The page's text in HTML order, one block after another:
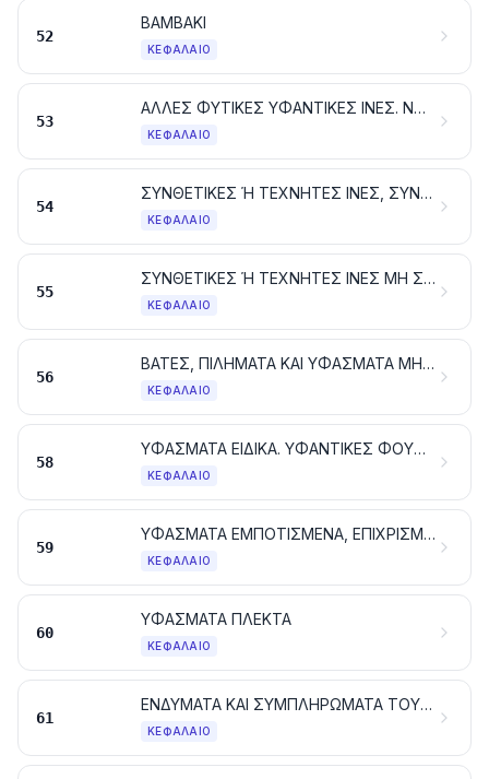
52
ΒΑΜΒΑΚΙ
ΚΕΦΆΛΑΙΟ
53
ΑΛΛΕΣ ΦΥΤΙΚΕΣ ΥΦΑΝΤΙΚΕΣ ΙΝΕΣ. ΝΗΜΑΤΑ ΑΠΟ ΧΑΡΤΙ ΚΑΙ ΥΦΑΣΜΑΤΑ ΑΠΟ ΝΗΜΑΤΑ ΑΠΟ ΧΑΡΤΙ
ΚΕΦΆΛΑΙΟ
54
ΣΥΝΘΕΤΙΚΕΣ Ή ΤΕΧΝΗΤΕΣ ΙΝΕΣ, ΣΥΝΕΧΕΙΣ. ΣΥΝΕΧΕΙΣ ΛΟΥΡΙΔΕΣ ΚΑΙ ΠΑΡΟΜΟΙΕΣ ΜΟΡΦΕΣ, ΑΠΟ ΣΥΝΘΕΤΙΚΕΣ Ή ΤΕΧΝΗΤΕΣ ΥΦΑΝΤΙΚΕΣ ΥΛΕΣ
ΚΕΦΆΛΑΙΟ
55
ΣΥΝΘΕΤΙΚΕΣ Ή ΤΕΧΝΗΤΕΣ ΙΝΕΣ ΜΗ ΣΥΝΕΧΕΙΣ
ΚΕΦΆΛΑΙΟ
56
ΒΑΤΕΣ, ΠΙΛΗΜΑΤΑ ΚΑΙ ΥΦΑΣΜΑΤΑ ΜΗ ΥΦΑΣΜΕΝΑ. ΝΗΜΑΤΑ ΕΙΔΙΚΑ. ΣΠΑΓΚΟΙ, ΣΧΟΙΝΙΑ ΚΑΙ ΧΟΝΤΡΑ ΣΧΟΙΝΙΑ. ΕΙΔΗ ΣΧΟΙΝΟΠΟΙΙΑΣ
ΚΕΦΆΛΑΙΟ
58
ΥΦΑΣΜΑΤΑ ΕΙΔΙΚΑ. ΥΦΑΝΤΙΚΕΣ ΦΟΥΝΤΩΤΕΣ ΕΠΙΦΑΝΕΙΕΣ. ΔΑΝΤΕΛΕΣ. ΕΙΔΗ ΕΠΙΣΤΡΩΣΗΣ. ΕΙΔΗ ΤΑΙΝΙΟΠΛΕΚΤΙΚΗΣ. ΚΕΝΤΗΜΑΤΑ
ΚΕΦΆΛΑΙΟ
59
ΥΦΑΣΜΑΤΑ ΕΜΠΟΤΙΣΜΕΝΑ, ΕΠΙΧΡΙΣΜΕΝΑ, ΕΠΙΚΑΛΥΜΜΕΝΑ Ή ΜΕ ΑΠΑΝΩΤΕΣ ΣΤΡΩΣΕΙΣ. ΕΙΔΗ ΓΙΑ ΤΕΧΝΙΚΕΣ ΧΡΗΣΕΙΣ ΑΠΟ ΥΦΑΝΤΙΚΕΣ ΥΛΕΣ
ΚΕΦΆΛΑΙΟ
60
ΥΦΑΣΜΑΤΑ ΠΛΕΚΤΑ
ΚΕΦΆΛΑΙΟ
61
ΕΝΔΥΜΑΤΑ ΚΑΙ ΣΥΜΠΛΗΡΩΜΑΤΑ ΤΟΥ ΕΝΔΥΜΑΤΟΣ, ΠΛΕΚΤΑ
ΚΕΦΆΛΑΙΟ